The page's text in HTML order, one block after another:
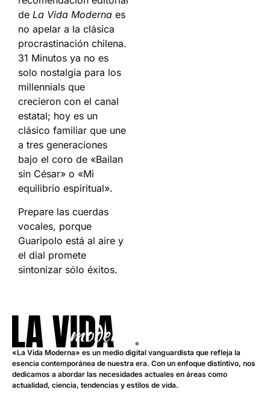
de La Vida Moderna es
no apelar a la clásica
procrastinación chilena.
31 Minutos ya no es
solo nostalgia para los
millennials que
crecieron con el canal
estatal; hoy es un
clásico familiar que une
a tres generaciones
bajo el coro de «Bailan
sin César» o «Mi
equilibrio espiritual».
Prepare las cuerdas
vocales, porque
Guaripolo está al aire y
el dial promete
sintonizar sólo éxitos.
«La Vida Moderna» es un medio digital vanguardista que refleja la
esencia contemporánea de nuestra era. Con un enfoque distintivo, nos
dedicamos a abordar las necesidades actuales en áreas como
actualidad, ciencia, tendencias y estilos de vida.